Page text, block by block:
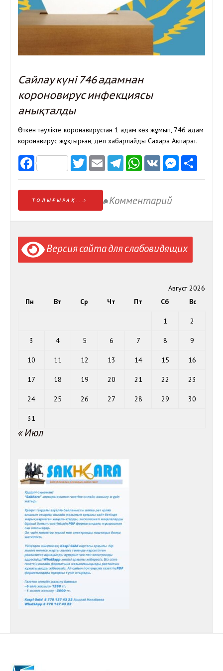
Сайлау күні 746 адамнан
короновирус инфекциясы
анықталды
Өткен тәулікте коронавирустан 1 адам көз жұмып, 746 адам
коронавирус жұқтырған, деп хабарлайды Сахара Ақпарат.
FacebookTwitter
EmailTelegram
WhatsApp
VK
ТОЛЫҒЫРАҚ... Комментарий
Версия сайта для слабовидящих
Август 2026
Пн
Вт Ср Чт Пт Сб Вс
1 2
3 4 5 6 7 8 9
10 11 12 13 14 15 16
17 18 19 20 21 22 23
24 25 26 27 28 29 30
31
« Июл